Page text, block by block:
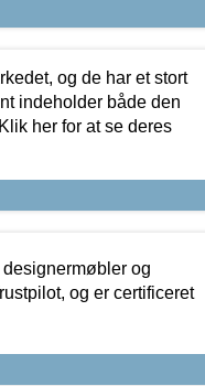
og de har et stort
indeholder både den
her for at se deres
og
og er certificeret